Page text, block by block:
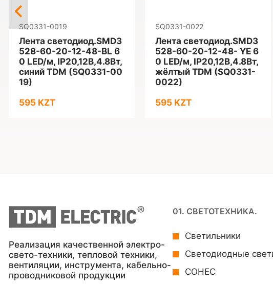
SQ0331-0019
Лента светодиод.SMD3
528-60-20-12-48-BL 6
0 LED/м, IP20,12B,4.8Вт,
синий TDM (SQ0331-00
19)
595 KZT
SQ0331-0022
Лента светодиод.SMD3
528-60-20-12-48- YE 6
0 LED/м, IP20,12B,4.8Вт,
жёлтый TDM (SQ0331-
0022)
595 KZT
Реализация качественной электро-
свето-техники, тепловой техники,
вентиляции, инструмента, кабельно-
проводниковой продукции
01. СВЕТОТЕХНИКА.
Светильники
Светодиодные
СОНЕС